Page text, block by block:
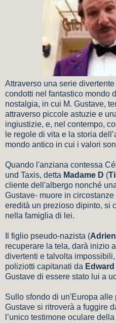
Attraverso una serie
condotti nel fantastico mondo
nostalgia, in cui M. Gustave,
attraverso piccole astuzie e
ingiustizie, e, nel contempo,
le regole di vita e la storia
mondo antico in cui i valori
Quando l'anziana contessa
und Taxis, detta Madame D (
cliente dell'albergo nonché
Gustave- muore in
eredità un prezioso dipinto, si
nella famiglia di lei.
Il figlio pseudo-nazista (
recuperare la tela, darà inizio
divertenti e talvolta
poliziotti capitanati da
Gustave di essere stato lui a
Sullo sfondo di un'Europa alle
Gustave si ritroverà a fuggire
l’unico testimone oculare